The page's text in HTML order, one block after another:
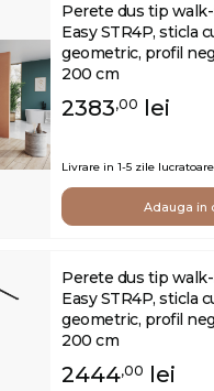
Perete dus tip
Easy STR4P, sticla
geometric, profil
200 cm
2383,00 lei
Livrare in 1-5 zile lucratoare.
Adauga in
Perete dus tip
Easy STR4P, sticla
geometric, profil
200 cm
2444,00 lei